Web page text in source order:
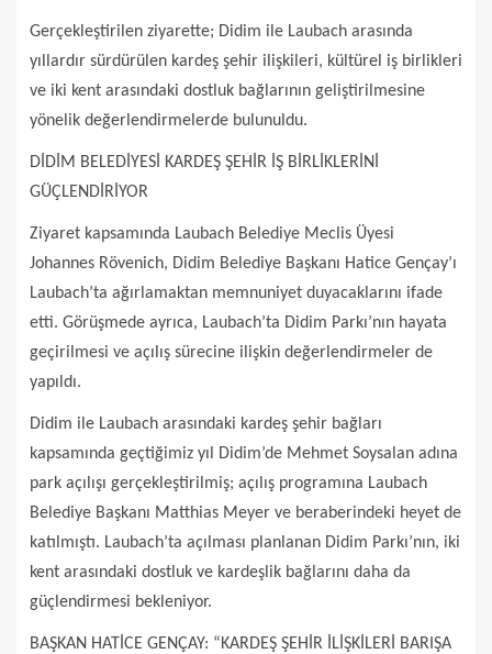
Gerçekleştirilen ziyarette; Didim ile Laubach arasında
yıllardır sürdürülen kardeş şehir ilişkileri, kültürel iş birlikleri
ve iki kent arasındaki dostluk bağlarının geliştirilmesine
yönelik değerlendirmelerde bulunuldu.
DİDİM BELEDİYESİ KARDEŞ ŞEHİR İŞ BİRLİKLERİNİ
GÜÇLENDİRİYOR
Ziyaret kapsamında Laubach Belediye Meclis Üyesi
Johannes Rövenich, Didim Belediye Başkanı Hatice Gençay’ı
Laubach’ta ağırlamaktan memnuniyet duyacaklarını ifade
etti. Görüşmede ayrıca, Laubach’ta Didim Parkı’nın hayata
geçirilmesi ve açılış sürecine ilişkin değerlendirmeler de
yapıldı.
Didim ile Laubach arasındaki kardeş şehir bağları
kapsamında geçtiğimiz yıl Didim’de Mehmet Soysalan adına
park açılışı gerçekleştirilmiş; açılış programına Laubach
Belediye Başkanı Matthias Meyer ve beraberindeki heyet de
katılmıştı. Laubach’ta açılması planlanan Didim Parkı’nın, iki
kent arasındaki dostluk ve kardeşlik bağlarını daha da
güçlendirmesi bekleniyor.
BAŞKAN HATİCE GENÇAY: “KARDEŞ ŞEHİR İLİŞKİLERİ BARIŞA